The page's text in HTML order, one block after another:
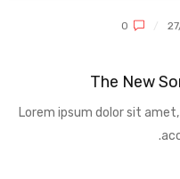
The New
Lorem ipsum dolor sit